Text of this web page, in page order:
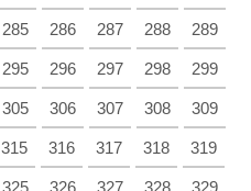
285 286 287 288 289
295 296 297 298 299
305 306 307 308 309
315 316 317 318 319
325 326 327 328 329